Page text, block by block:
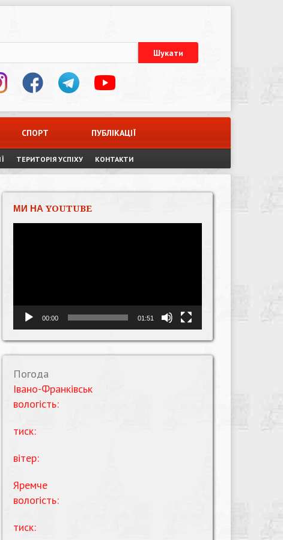
СПОРТ ПУБЛІКАЦІЇ
ТЕРИТОРІЯ УСПІХУ КОНТАКТИ
МИ НА YOUTUBE
00:00 01:51
Погода
Івано-Франківськ
вологість:
тиск:
вітер:
Яремче
вологість:
тиск: